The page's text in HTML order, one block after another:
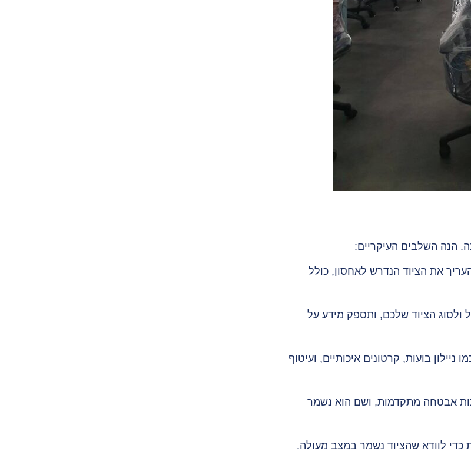
הנה השלבים העיקריים:
את הציוד הנדרש לאחסון, כולל
ולסוג הציוד שלכם, ותספק מידע על
בועות, קרטונים איכותיים, ועיטוף
אבטחה מתקדמות, ושם הוא נשמר
לוודא שהציוד נשמר במצב מעולה.